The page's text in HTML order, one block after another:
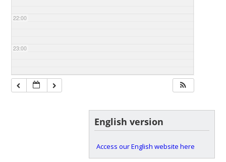
22:00
23:00
English version
Access our English website here